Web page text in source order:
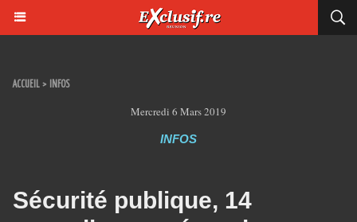
ACCUEIL > INFOS
Mercredi 6 Mars 2019
INFOS
Sécurité publique, 14